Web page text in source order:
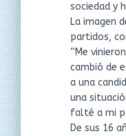
sociedad y
La imagen
partidos,
“Me
cambió de
a una
una
falté a mi
De sus 16